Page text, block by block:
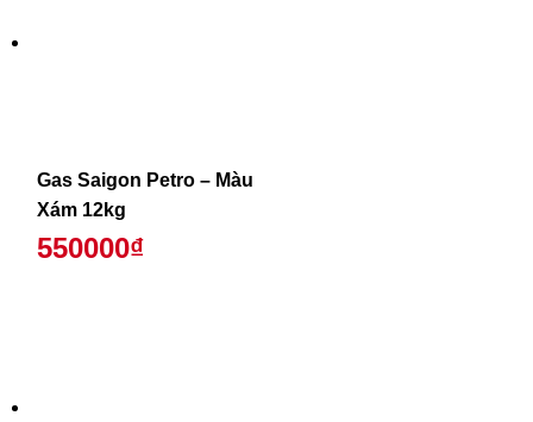
Gas Saigon Petro – Màu
Xám 12kg
550000₫